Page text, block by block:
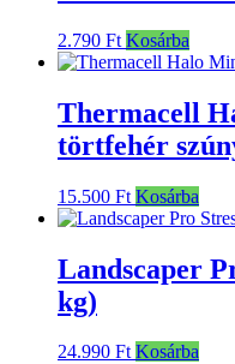
2.790 Ft Kosárba
Thermacell
törtfehér
15.500 Ft Kosárba
Landscaper
kg)
24.990 Ft Kosárba